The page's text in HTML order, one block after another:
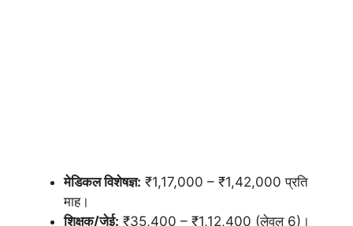
मेडिकल विशेषज्ञ: ₹1,17,000 – ₹1,42,000 प्रति
माह।
शिक्षक/जेई: ₹35,400 – ₹1,12,400 (लेवल 6)।